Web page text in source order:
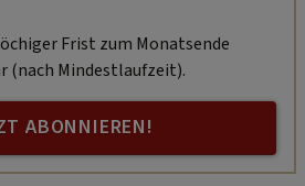
Frist zum Monatsende
(nach Mindestlaufzeit).
ABONNIEREN!